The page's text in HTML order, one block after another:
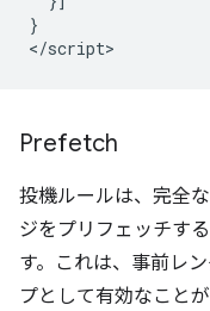
}
Prefetch
投機ルールは、完全
ジをプリフェッチす
す。これは、事前レ
プとして有効なことが